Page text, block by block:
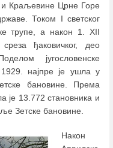
Краљевине Црне Горе
Током I светског
трупе, а након 1. XII
ђаковичког, део
југословенске
најпре је ушла у
бановине. Према
је 13.772 становника и
Зетске бановине.
Након